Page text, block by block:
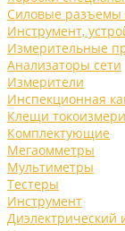
Силовые разъемы
Инструмент,
Измерительные
Анализаторы сети
Измерители
Инспекционная
Клещи
Комплектующие
Мегаомметры
Мультиметры
Тестеры
Инструмент
Диэлектрический